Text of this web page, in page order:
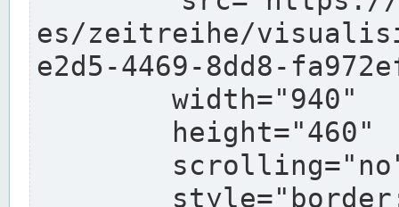
es/zeitreihe/
e2d5-4469-8dd8-